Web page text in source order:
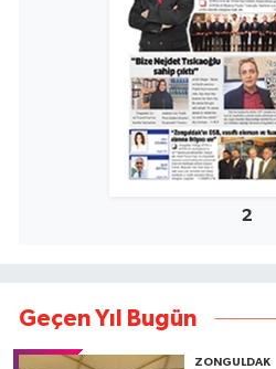
2
Geçen Yıl Bugün
ZONGULDAK